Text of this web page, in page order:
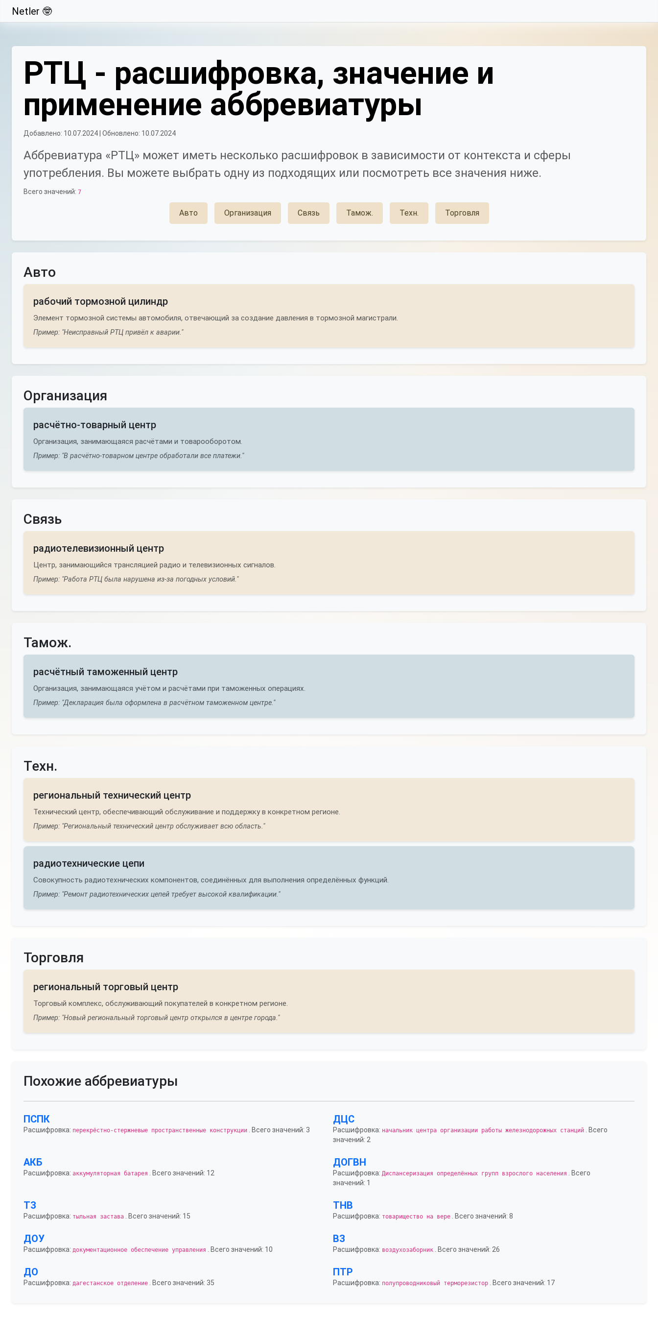
Свернуть
Netler 🤓
РТЦ - расшифровка, значение и
применение аббревиатуры
Добавлено: 10.07.2024 | Обновлено: 10.07.2024
Аббревиатура «РТЦ» может иметь несколько расшифровок в зависимости от контекста и сферы
употребления. Вы можете выбрать одну из подходящих или посмотреть все значения ниже.
Всего значений: 7
Авто Организация Связь Тамож. Техн. Торговля
Авто
рабочий тормозной цилиндр
Элемент тормозной системы автомобиля, отвечающий за создание давления в тормозной магистрали.
Пример: "Неисправный РТЦ привёл к аварии."
Организация
расчётно-товарный центр
Организация, занимающаяся расчётами и товарооборотом.
Пример: "В расчётно-товарном центре обработали все платежи."
Связь
радиотелевизионный центр
Центр, занимающийся трансляцией радио и телевизионных сигналов.
Пример: "Работа РТЦ была нарушена из-за погодных условий."
Тамож.
расчётный таможенный центр
Организация, занимающаяся учётом и расчётами при таможенных операциях.
Пример: "Декларация была оформлена в расчётном таможенном центре."
Техн.
региональный технический центр
Технический центр, обеспечивающий обслуживание и поддержку в конкретном регионе.
Пример: "Региональный технический центр обслуживает всю область."
радиотехнические цепи
Совокупность радиотехнических компонентов, соединённых для выполнения определённых функций.
Пример: "Ремонт радиотехнических цепей требует высокой квалификации."
Торговля
региональный торговый центр
Торговый комплекс, обслуживающий покупателей в конкретном регионе.
Пример: "Новый региональный торговый центр открылся в центре города."
Похожие аббревиатуры
ПСПК
Расшифровка: перекрёстно-стержневые пространственные конструкции . Всего значений: 3
ДЦС
Расшифровка: начальник центра организации работы железнодорожных станций . Всего
значений: 2
АКБ
Расшифровка: аккумуляторная батарея . Всего значений: 12
ДОГВН
Расшифровка: Диспансеризация определённых групп взрослого населения
. Всего
значений: 1
ТЗ
Расшифровка: тыльная застава . Всего значений: 15
ТНВ
Расшифровка: товарищество на вере . Всего значений: 8
ДОУ
Расшифровка: документационное обеспечение управления . Всего значений: 10
ВЗ
Расшифровка: воздухозаборник . Всего значений: 26
ДО
Расшифровка: дагестанское отделение . Всего значений: 35
ПТР
Расшифровка: полупроводниковый терморезистор . Всего значений: 17